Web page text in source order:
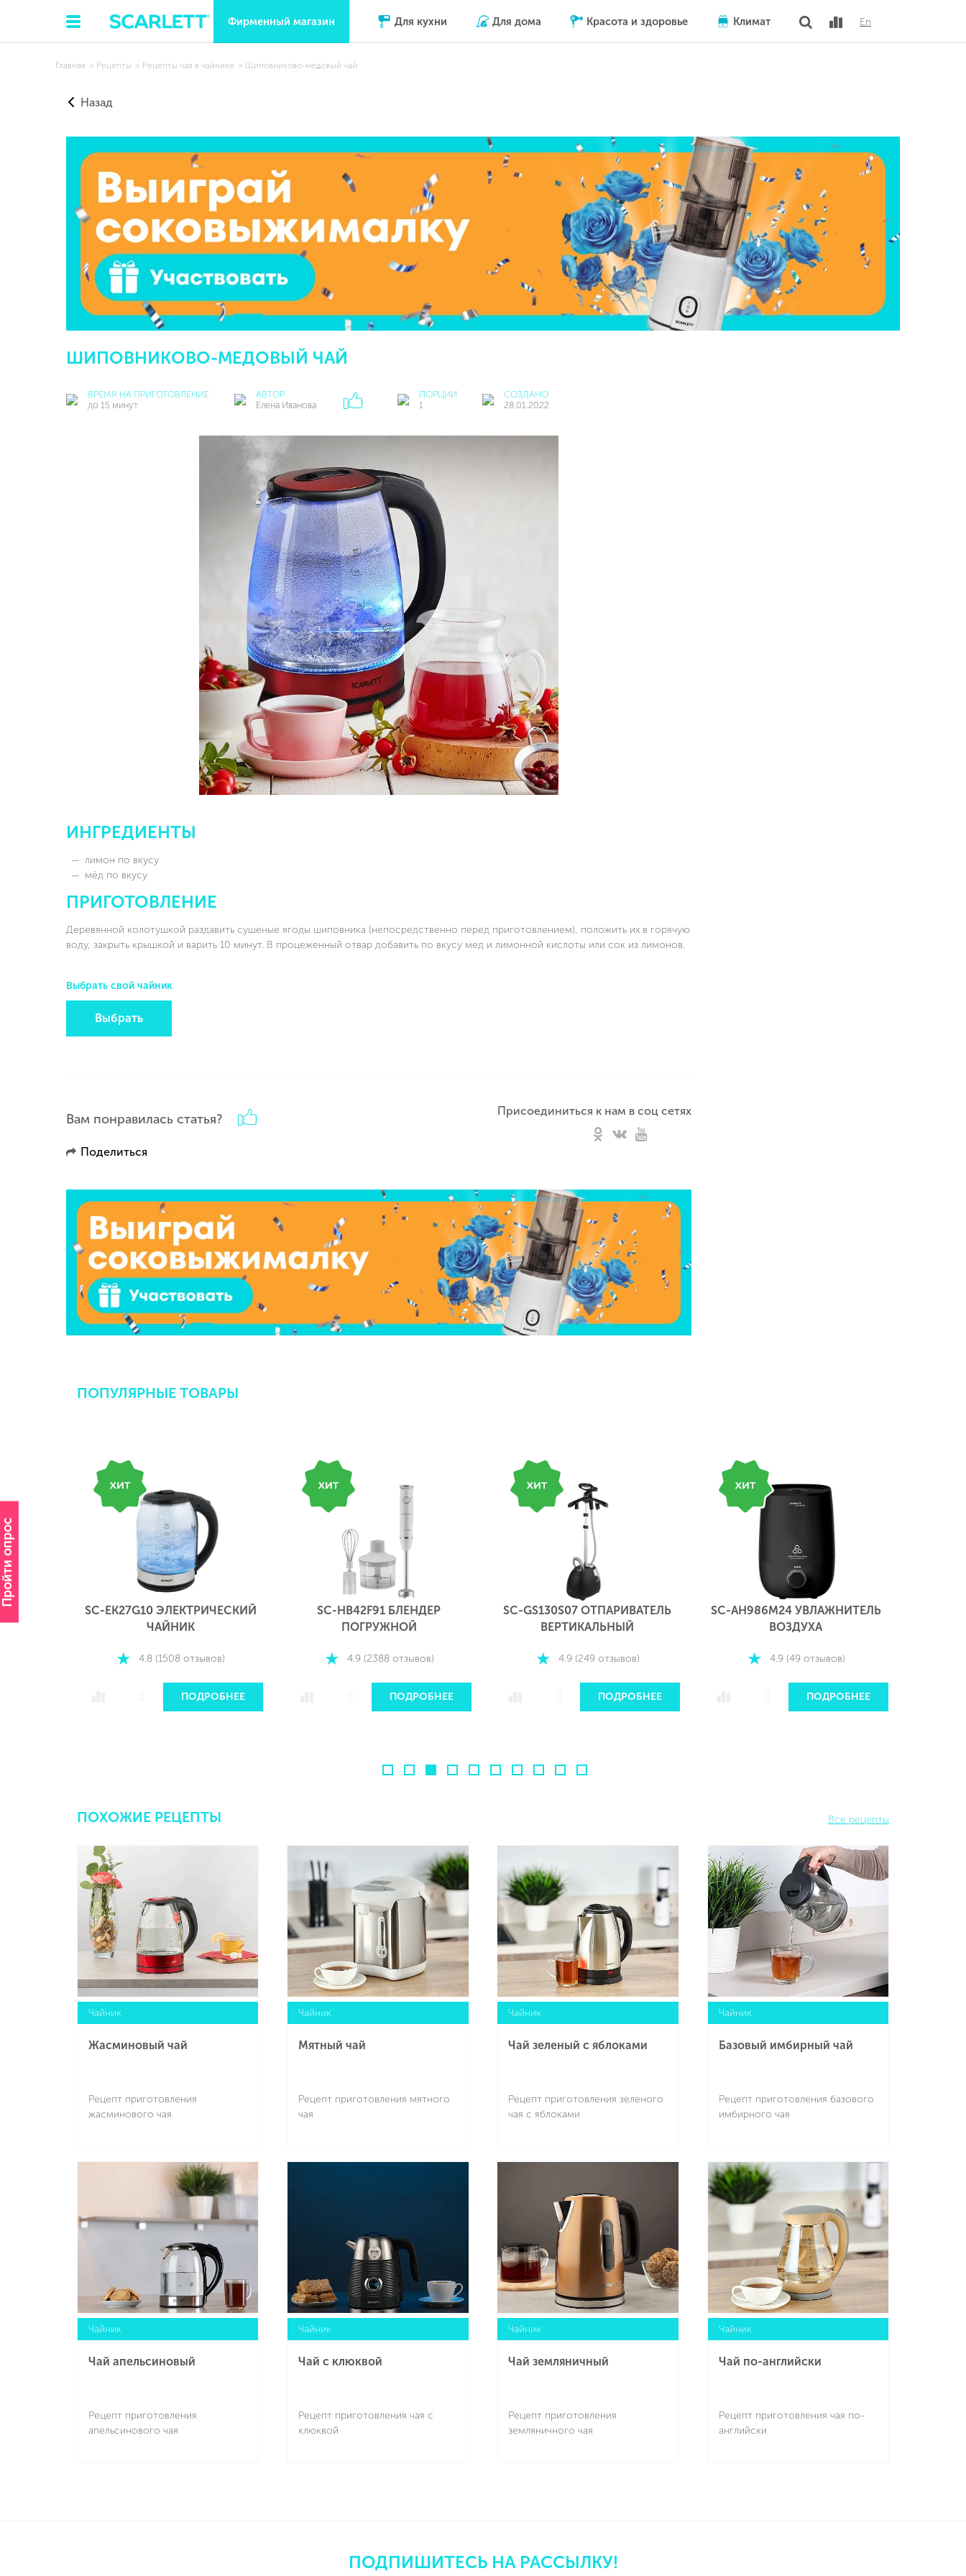
Фирменный магазин Для кухни Для дома Красота и здоровье Климат En
Пройти опрос
Главная Рецепты Рецепты чая в чайнике Шиповниково-медовый чай
Назад
ШИПОВНИКОВО-МЕДОВЫЙ ЧАЙ
ВРЕМЯ НА ПРИГОТОВЛЕНИЕ
до 15 минут
АВТОР
Елена Иванова
ПОРЦИИ
1
СОЗДАНО
28.01.2022
ИНГРЕДИЕНТЫ
лимон по вкусу
мёд по вкусу
ПРИГОТОВЛЕНИЕ
Деревянной колотушкой раздавить сушеные ягоды шиповника (непосредственно перед приготовлением), положить их в горячую
воду, закрыть крышкой и варить 10 минут. В процеженный отвар добавить по вкусу мед и лимонной кислоты или сок из лимонов.
Выбрать свой чайник
Выбрать
Вам понравилась статья?
Поделиться
Присоединиться к нам в соц сетях
ПОПУЛЯРНЫЕ ТОВАРЫ
SC-EK27G10 ЭЛЕКТРИЧЕСКИЙ
ЧАЙНИК
4.8 (1508 отзывов)
ПОДРОБНЕЕ
SC-HB42F91 БЛЕНДЕР
ПОГРУЖНОЙ
4.9 (2388 отзывов)
ПОДРОБНЕЕ
SC-GS130S07 ОТПАРИВАТЕЛЬ
ВЕРТИКАЛЬНЫЙ
4.9 (249 отзывов)
ПОДРОБНЕЕ
SC-AH986M24 УВЛАЖНИТЕЛЬ
ВОЗДУХА
4.9 (49 отзывов)
ПОДРОБНЕЕ
ПОХОЖИЕ РЕЦЕПТЫ Все рецепты
Чайник
Жасминовый чай
Рецепт приготовления
жасминового чая
Подробнее
Чайник
Мятный чай
Рецепт приготовления мятного
чая
Подробнее
Чайник
Чай зеленый с яблоками
Рецепт приготовления зеленого
чая с яблоками
Подробнее
Чайник
Базовый имбирный чай
Рецепт приготовления базового
имбирного чая
Подробнее
Чайник
Чай апельсиновый
Рецепт приготовления
апельсинового чая
Чайник
Чай с клюквой
Рецепт приготовления чая с
клюквой
Чайник
Чай земляничный
Рецепт приготовления
земляничного чая
Чайник
Чай по-английски
Рецепт приготовления чая по-
английски
ПОДПИШИТЕСЬ НА РАССЫЛКУ!